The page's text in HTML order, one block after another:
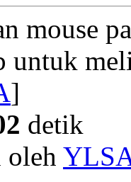
mouse
untuk
]
detik
oleh